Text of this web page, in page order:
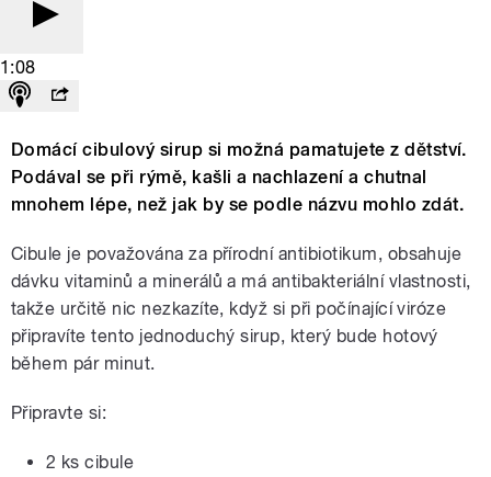
1:08
Domácí cibulový sirup si možná pamatujete z dětství.
Podával se při rýmě, kašli a nachlazení a chutnal
mnohem lépe, než jak by se podle názvu mohlo zdát.
Cibule je považována za přírodní antibiotikum, obsahuje
dávku vitaminů a minerálů a má antibakteriální vlastnosti,
takže určitě nic nezkazíte, když si při počínající viróze
připravíte tento jednoduchý sirup, který bude hotový
během pár minut.
Připravte si:
2 ks cibule